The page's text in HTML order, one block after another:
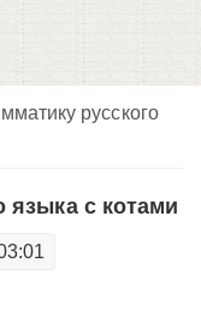
русского
языка с котами